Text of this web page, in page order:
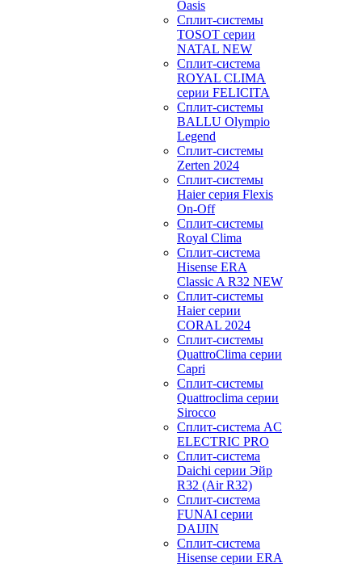
Oasis
Сплит-системы
TOSOT серии
NATAL NEW
Сплит-система
ROYAL CLIMA
серии FELICITA
Сплит-системы
BALLU Olympio
Legend
Сплит-системы
Zerten 2024
Сплит-системы
Haier серия Flexis
On-Off
Сплит-системы
Royal Clima
Сплит-система
Hisense ERA
Classic A R32 NEW
Сплит-системы
Haier cерии
CORAL 2024
Сплит-системы
QuattroClima серии
Capri
Сплит-системы
Quattroclima серии
Sirocco
Сплит-система AC
ELECTRIC PRO
Сплит-система
Daichi серии Эйр
R32 (Air R32)
Сплит-система
FUNAI серии
DAIJIN
Сплит-система
Hisense серии ERA